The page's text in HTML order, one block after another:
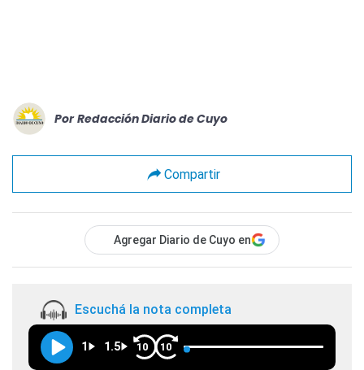
Por Redacción Diario de Cuyo
Compartir
Agregar Diario de Cuyo en
Escuchá la nota completa
1 1.5 10 10